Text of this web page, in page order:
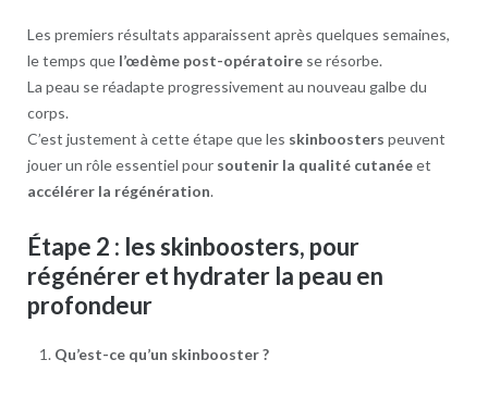
Les premiers résultats apparaissent après quelques semaines,
le temps que l’œdème post-opératoirese résorbe.
La peau se réadapte progressivement au nouveau galbe du
corps.
C’est justement à cette étape que les skinboosters peuvent
jouer un rôle essentiel pour soutenir la qualité cutanéeet
accélérer la régénération.
Étape 2 : les skinboosters, pour
régénérer et hydrater la peau en
profondeur
Qu’est-ce qu’un skinbooster ?